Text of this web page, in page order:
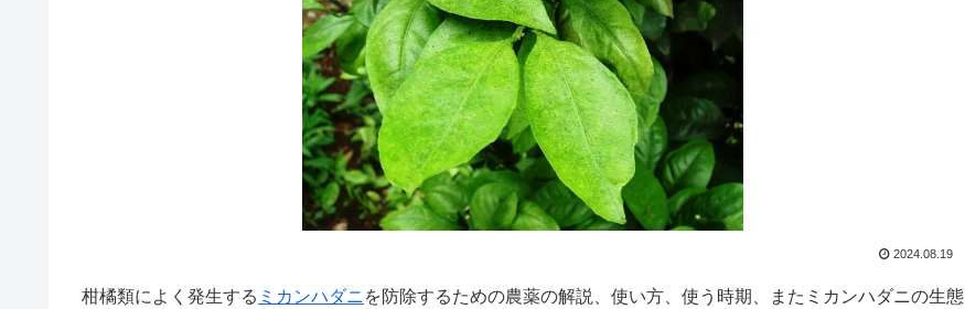
2024.08.19
柑橘類によく発生する ミカンハダニを防除するための農薬の解説、使い方、使う時期、またミカンハダニの生態